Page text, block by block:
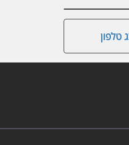
טלפון